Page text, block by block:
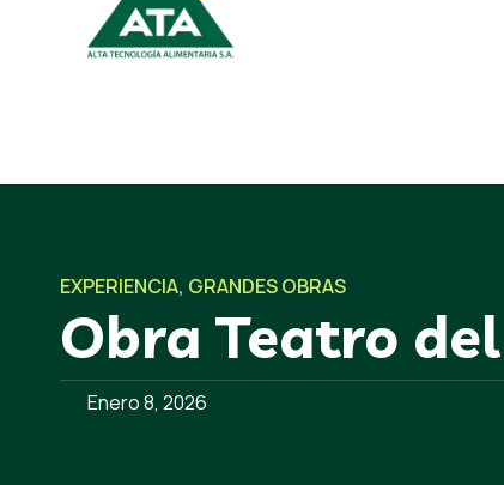
EXPERIENCIA, GRANDES OBRAS
Obra Teatro
Enero 8, 2026